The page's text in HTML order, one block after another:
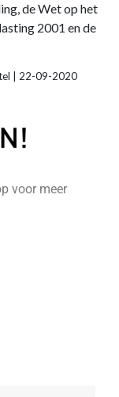
de Wet op het
2001 en de
| 22-09-2020
voor meer